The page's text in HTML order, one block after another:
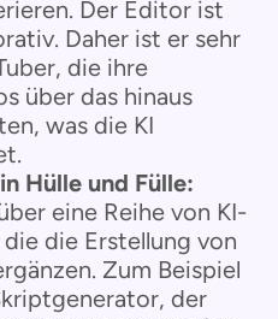
Der Editor ist
Daher ist er sehr
die ihre
über das hinaus
was die KI
Hülle und Fülle:
eine Reihe von KI-
die Erstellung von
Zum Beispiel
der